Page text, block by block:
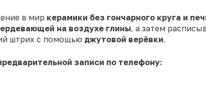
в мир керамики без гончарного круга и
на воздухе глины, а затем
штрих с помощью джутовой верёвки.
записи по телефону: